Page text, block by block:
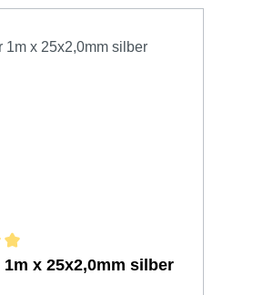
Bewertung von 5 von 5 Sternen
x 25x2,0mm silber